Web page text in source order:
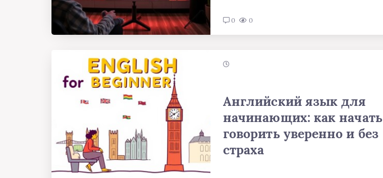
0 0
Английский язык для
начинающих: как начать
говорить уверенно и без
страха